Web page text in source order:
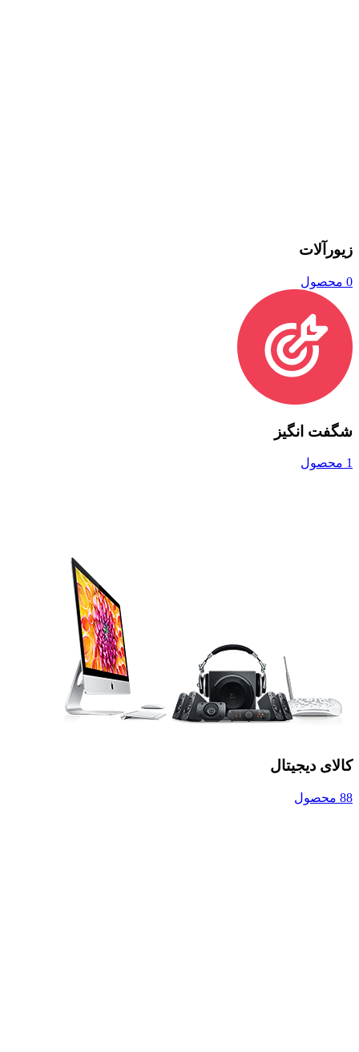
زیورآلات
0 محصول
شگفت انگیز
1 محصول
کالای دیجیتال
88 محصول